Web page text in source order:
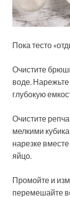
Пока тесто
Очистите
воде.
глубокую
Очистите
мелкими
нарезке
яйцо.
Промойте и
перемешайте